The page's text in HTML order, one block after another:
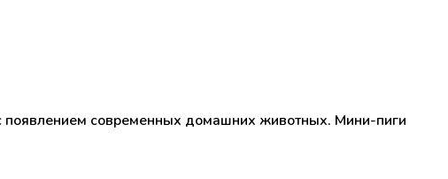
появлением современных домашних животных. Мини-пиги